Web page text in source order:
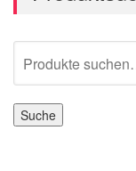
nach:
Suche